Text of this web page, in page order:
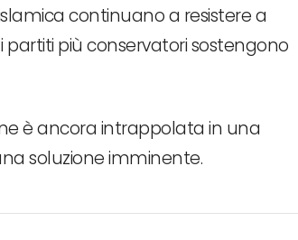
continuano a resistere a
più conservatori sostengono
è ancora intrappolata in una
soluzione imminente.